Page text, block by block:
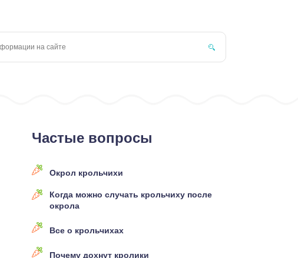
Частые вопросы
Окрол крольчихи
Когда можно случать крольчиху после
окрола
Все о крольчихах
Почему дохнут кролики